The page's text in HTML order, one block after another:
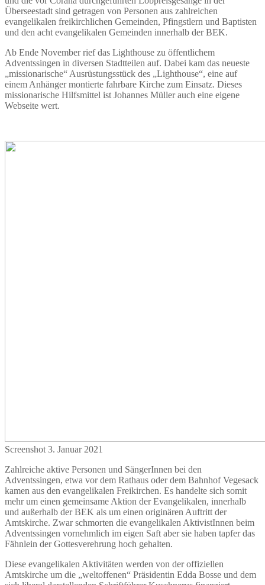
Überseestadt sind getragen von Personen aus zahlreichen
evangelikalen freikirchlichen Gemeinden, Pfingstlern und Baptisten
und den acht evangelikalen Gemeinden innerhalb der BEK.
Ab Ende November rief das Lighthouse zu öffentlichem
Adventssingen in diversen Stadtteilen auf. Dabei kam das neueste
„missionarische“ Ausrüstungsstück des „Lighthouse“, eine auf
einem Anhänger montierte fahrbare Kirche zum Einsatz. Dieses
missionarische Hilfsmittel ist Johannes Müller auch eine eigene
Webseite wert.
Screenshot 3. Januar 2021
Zahlreiche aktive Personen und SängerInnen bei den
Adventssingen, etwa vor dem Rathaus oder dem Bahnhof Vegesack
kamen aus den evangelikalen Freikirchen. Es handelte sich somit
mehr um einen gemeinsame Aktion der Evangelikalen, innerhalb
und außerhalb der BEK als um einen originären Auftritt der
Amtskirche. Zwar schmorten die evangelikalen AktivistInnen beim
Adventssingen vornehmlich im eigen Saft aber sie haben tapfer das
Fähnlein der Gottesverehrung hoch gehalten.
Diese evangelikalen Aktivitäten werden von der offiziellen
Amtskirche um die „weltoffenen“ Präsidentin Edda Bosse und dem